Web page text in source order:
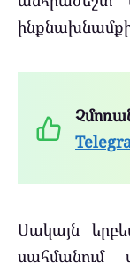
Սակայն
սահմանում